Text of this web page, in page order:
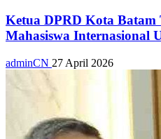
Ketua DPRD Kota
Mahasiswa Internasional
adminCN 27 April 2026